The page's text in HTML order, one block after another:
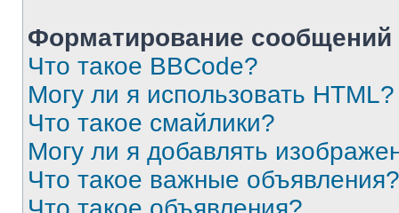
Форматирование
Что такое BBCode?
Могу ли я использовать HTML?
Что такое смайлики?
Могу ли я добавлять
Что такое важные объявления?